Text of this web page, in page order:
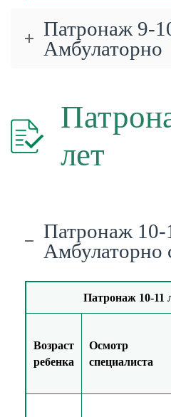
Патронаж 9-
Амбулаторно
лет
Патронаж 10-
Амбулаторно
Патронаж 10-11
Возраст
ребенка
Осмотр
специалиста